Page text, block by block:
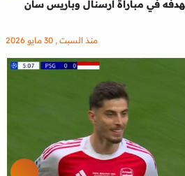
في مباراة آرسنال وباريس سان
منذ السبت , 30 مايو 2026